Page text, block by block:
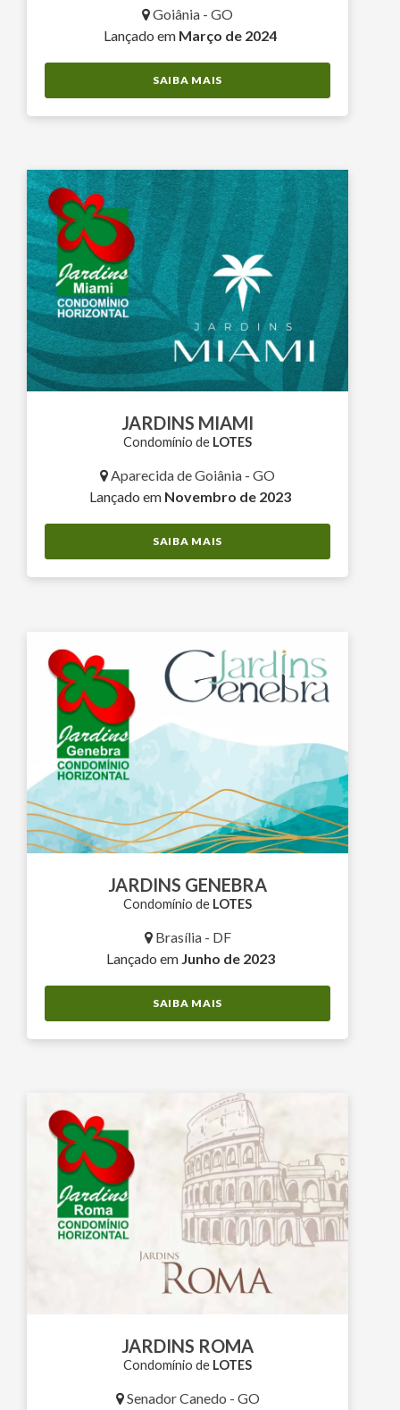
Goiânia - GO
Lançado em Março de 2024
SAIBA MAIS
JARDINS MIAMI
Condomínio de LOTES
Aparecida de Goiânia - GO
Lançado em Novembro de 2023
SAIBA MAIS
JARDINS GENEBRA
Condomínio de LOTES
Brasília - DF
Lançado em Junho de 2023
SAIBA MAIS
JARDINS ROMA
Condomínio de LOTES
Senador Canedo - GO